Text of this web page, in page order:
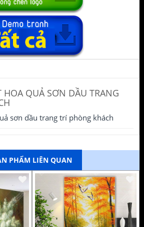
HOA QUẢ SƠN DẦU TRANG
sơn dầu trang trí phòng khách
PHẨM LIÊN QUAN